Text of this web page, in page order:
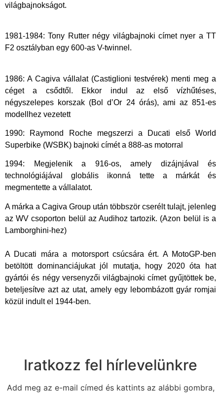
világbajnokságot.
​1981-1984: Tony Rutter négy világbajnoki címet nyer a TT
F2 osztályban egy 600-as V-twinnel.
1986: A Cagiva vállalat (Castiglioni testvérek) menti meg a
céget a csődtől. Ekkor indul az első vízhűtéses,
négyszelepes korszak (Bol d’Or 24 órás), ami az 851-es
modellhez vezetett
1990: Raymond Roche megszerzi a Ducati első World
Superbike (WSBK) bajnoki címét a 888-as motorral
1994: Megjelenik a 916-os, amely dizájnjával és
technológiájával globális ikonná tette a márkát és
megmentette a vállalatot.
A márka a Cagiva Group után többször cserélt tulajt, jelenleg
az WV csoporton belül az Audihoz tartozik. (Azon belül is a
Lamborghini-hez)
​A Ducati mára a motorsport csúcsára ért. A MotoGP-ben
betöltött dominanciájukat jól mutatja, hogy 2020 óta hat
gyártói és négy versenyzői világbajnoki címet gyűjtöttek be,
beteljesítve azt az utat, amely egy lebombázott gyár romjai
közül indult el 1944-ben.
Iratkozz fel hírlevelünkre
Add meg az e-mail címed és kattints az alábbi gombra,